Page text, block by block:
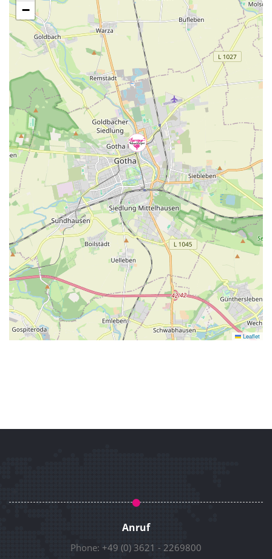
−
Leaflet
Anruf
Phone: +49 (0) 3621 - 2269800